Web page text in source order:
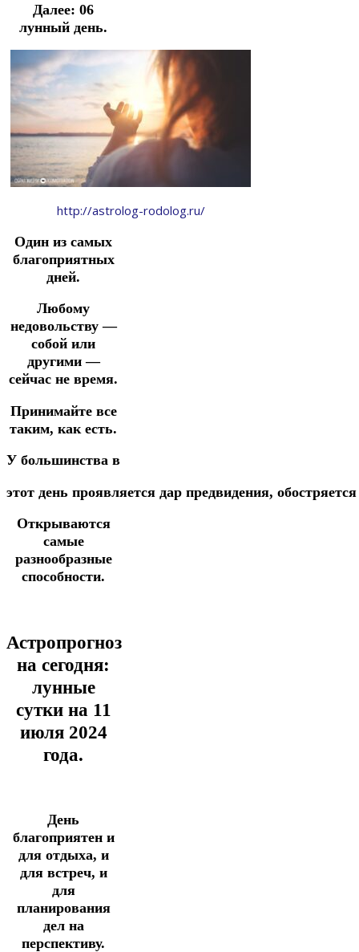
Далее: 06
лунный день.
http://astrolog-rodolog.ru/
Один из самых
благоприятных
дней.
Любому
недовольству —
собой или
другими —
сейчас не время.
Принимайте все
таким, как есть.
У большинства в
этот день проявляется дар предвидения,
Открываются
самые
разнообразные
способности.
Астропрогноз
на сегодня:
лунные
сутки на 11
июля 2024
года.
День
благоприятен и
для отдыха, и
для встреч, и
для
планирования
дел на
перспективу.